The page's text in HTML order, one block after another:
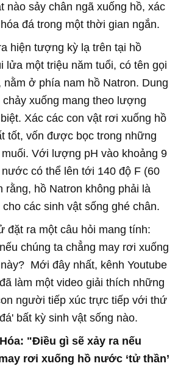
nào sảy chân ngã xuống hồ, xác
đá trong một thời gian ngắn.
hiện tượng kỳ lạ trên tại hồ
lửa một triệu năm tuổi, có tên gọi
nằm ở phía nam hồ Natron. Dung
xuống mang theo lượng
Xác các con vật rơi xuống hồ
tốt, vốn được bọc trong những
Với lượng pH vào khoảng 9
có thể lên tới 140 độ F (60
rằng, hồ Natron không phải là
các sinh vật sống ghé chân.
đặt ra một câu hỏi mang tính:
chúng ta chẳng may rơi xuống
Mới đây nhất, kênh Youtube
làm một video giải thích những
người tiếp xúc trực tiếp với thứ
bất kỳ sinh vật sống nào.
"Điều gì sẽ xảy ra nếu
rơi xuống hồ nước ‘tử thần’